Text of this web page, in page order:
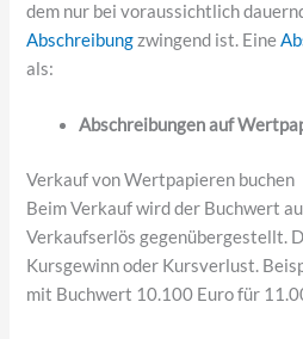
dem nur bei voraussichtlich
Abschreibungzwingend ist. Eine
als:
Abschreibungen auf
Verkauf von Wertpapieren buchen
Beim Verkauf wird der Buchwert
Verkaufserlös gegenübergestellt.
Kursgewinn oder Kursverlust.
mit Buchwert 10.100 Euro für